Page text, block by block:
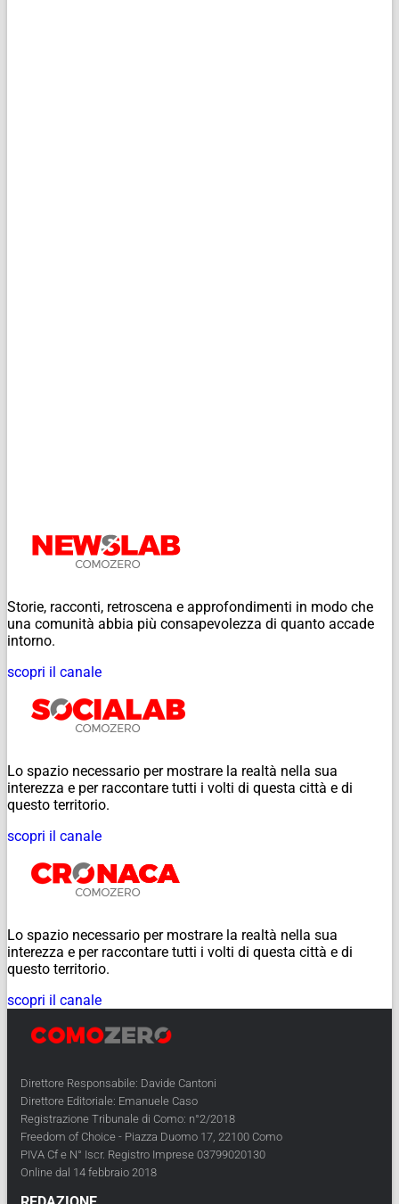
Storie, racconti, retroscena e approfondimenti in modo che
una comunità abbia più consapevolezza di quanto accade
intorno.
scopri il canale
Lo spazio necessario per mostrare la realtà nella sua
interezza e per raccontare tutti i volti di questa città e di
questo territorio.
scopri il canale
Lo spazio necessario per mostrare la realtà nella sua
interezza e per raccontare tutti i volti di questa città e di
questo territorio.
scopri il canale
Direttore Responsabile: Davide Cantoni
Direttore Editoriale: Emanuele Caso
Registrazione Tribunale di Como: n°2/2018
Freedom of Choice - Piazza Duomo 17, 22100 Como
PIVA Cf e N° Iscr. Registro Imprese 03799020130
Online dal 14 febbraio 2018